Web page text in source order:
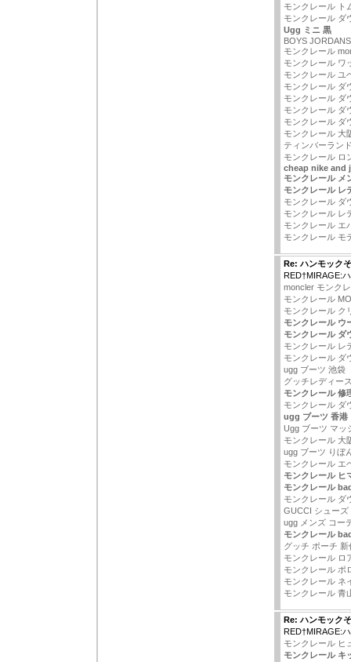
モンクレール ト
モンクレール ダ
Ugg ミニ 黒
BOYS
モンクレール
モンクレール ワ
モンクレール ユ
モンクレール ダ
モンクレール ダ
モンクレール ダ
モンクレール ダ
モンクレール 大
ティンバーラン
モンクレール ロ
cheap nike and
モンクレール メ
モンクレール レ
モンクレール ダ
モンクレール レ
モンクレール エ
モンクレール モ
Re: ハンモック
RED†MIRAGE:
moncler モンク
モンクレール
モンクレール ク
モンクレール ウ
モンクレール ダ
モンクレール レ
モンクレール ダ
ugg ブーツ 池袋
グッチレディー
モンクレール 修
モンクレール ダ
ugg ブーツ 香港
Ugg ブーツ マッ
モンクレール 大
ugg ブーツ りぼ
モンクレール エ
モンクレール ヒ
モンクレール
モンクレール ダ
GUCCI シューズ
ugg メンズ コー
モンクレール
グッチ ポーチ 新
モンクレール ロ
モンクレール ポ
モンクレール ネ
モンクレール 青
Re: ハンモック
RED†MIRAGE:
モンクレール ヒ
モンクレール キ